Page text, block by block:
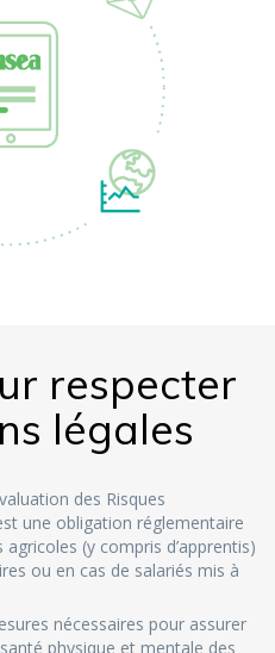
respecter
légales
des Risques
une obligation réglementaire
(y compris d’apprentis)
ou en cas de salariés mis à
nécessaires pour assurer
physique et mentale des